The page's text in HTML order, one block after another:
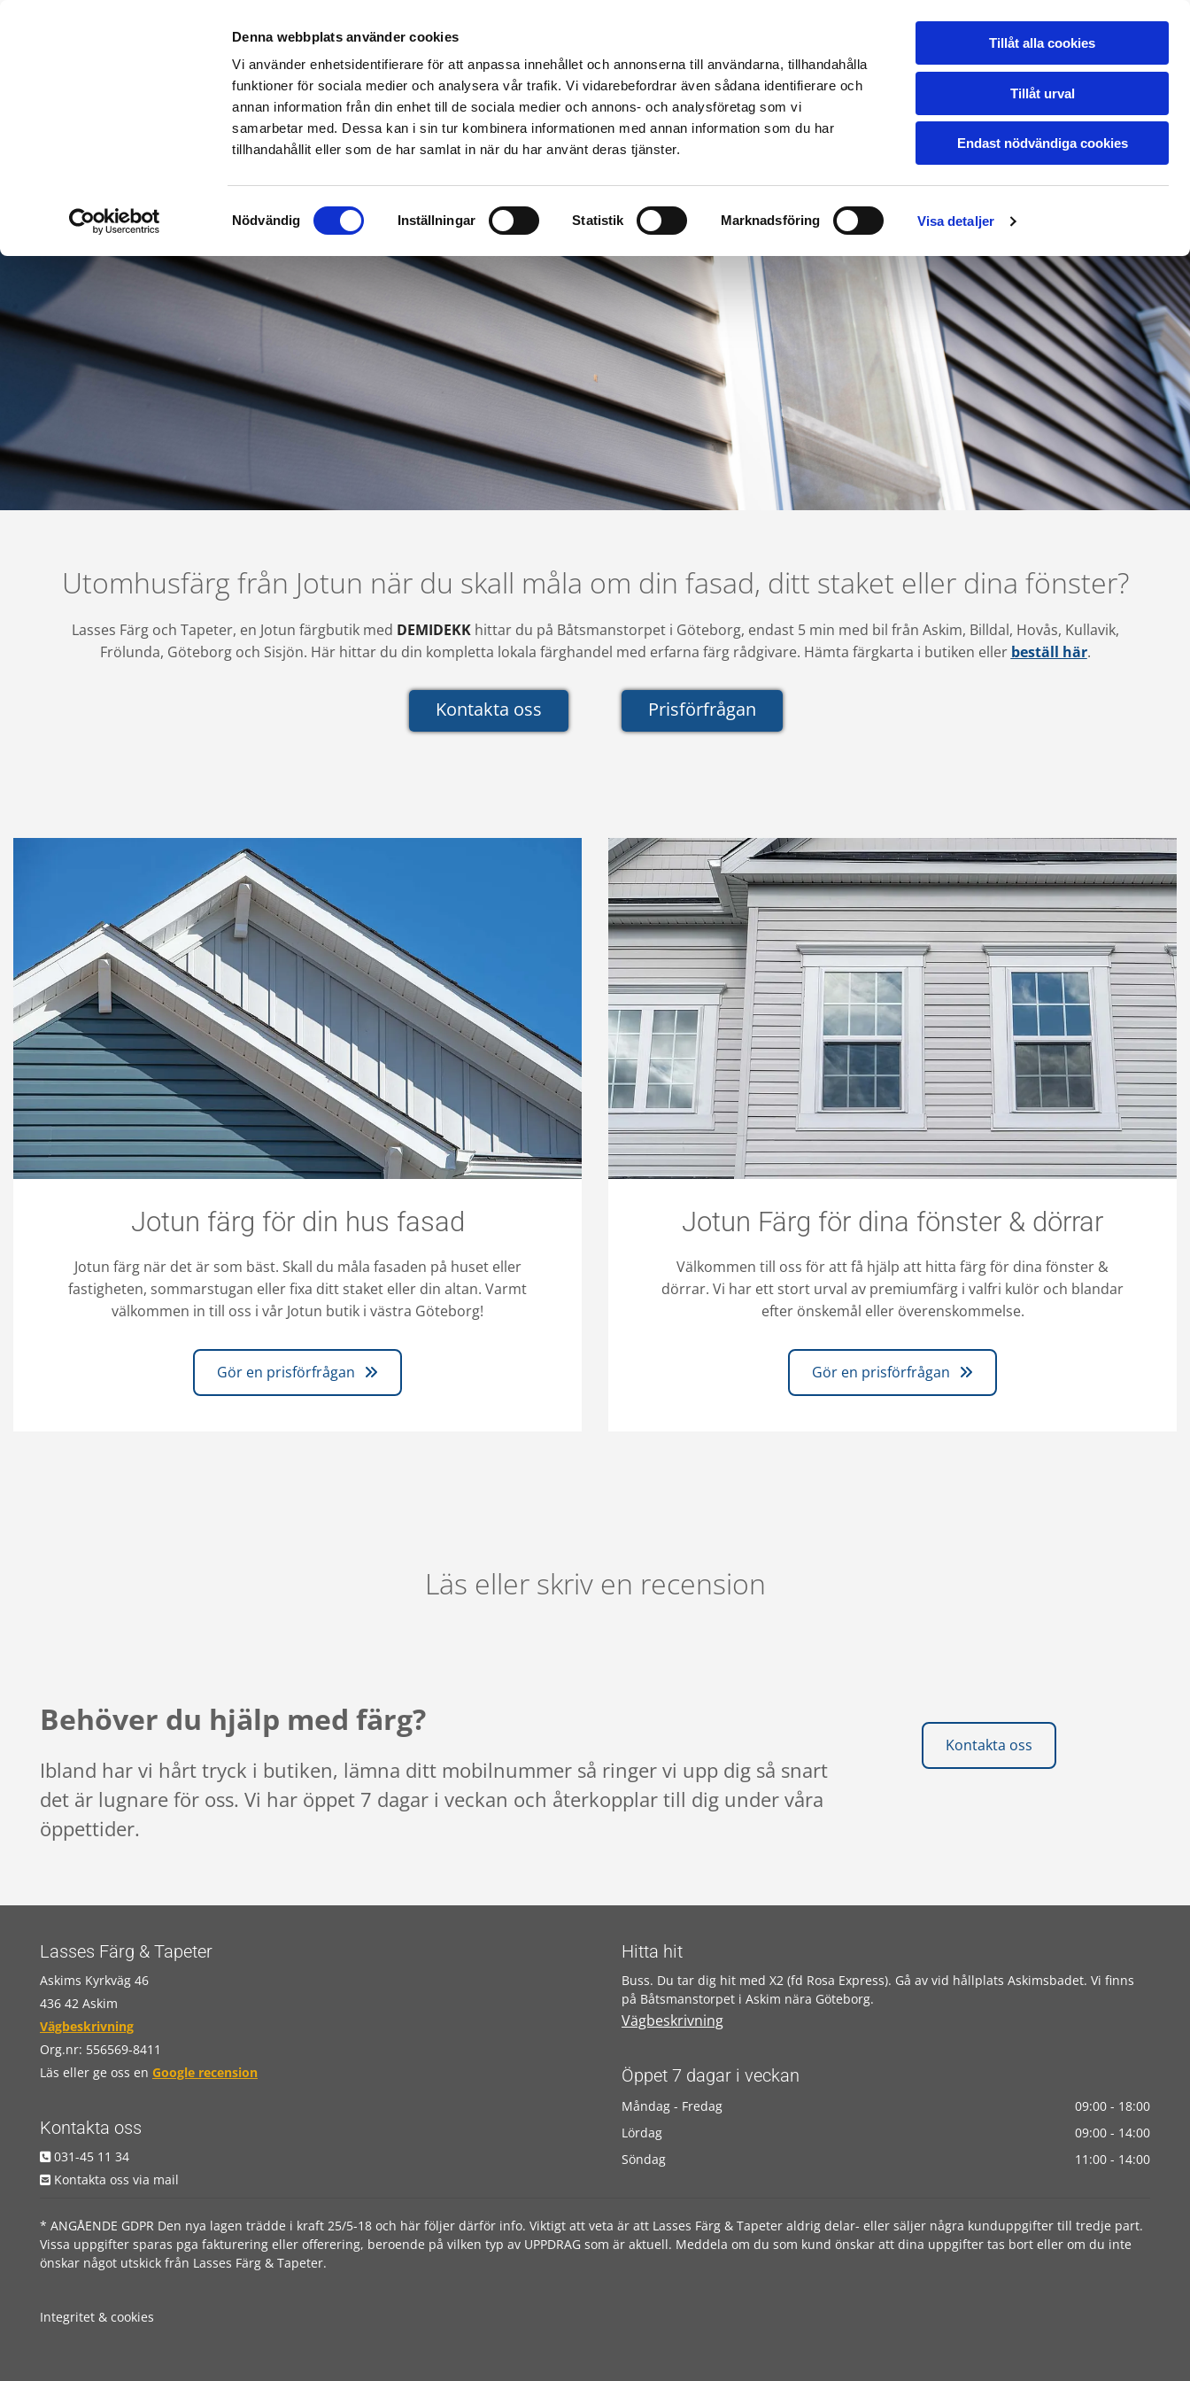
Denna webbplats använder cookies
Vi använder enhetsidentifierare för att anpassa innehållet och annonserna till användarna, tillhandahålla
funktioner för sociala medier och analysera vår trafik. Vi vidarebefordrar även sådana identifierare och
annan information från din enhet till de sociala medier och annons- och analysföretag som vi
samarbetar med. Dessa kan i sin tur kombinera informationen med annan information som du har
tillhandahållit eller som de har samlat in när du har använt deras tjänster.
Nödvändig Inställningar Statistik Marknadsföring Visa detaljer
Tillåt alla cookies
Tillåt urval
Endast nödvändiga cookies
UTOMHUSFÄRG INOMHUSFÄRG 031-45 11 34
Hitta hit
Utomhusfärg från Jotun när du skall måla om din fasad, ditt staket eller dina fönster?
Lasses Färg och Tapeter, en Jotun färgbutik med DEMIDEKKhittar du på Båtsmanstorpet i Göteborg, endast 5 min med bil från Askim, Billdal, Hovås, Kullavik,
Frölunda, Göteborg och Sisjön. Här hittar du din kompletta lokala färghandel med erfarna färg rådgivare. Hämta färgkarta i butiken eller beställ här.
Kontakta oss Prisförfrågan
Jotun färg för din hus fasad
Jotun färg när det är som bäst. Skall du måla fasaden på huset eller
fastigheten, sommarstugan eller fixa ditt staket eller din altan. Varmt
välkommen in till oss i vår Jotun butik i västra Göteborg!
Gör en prisförfrågan
Jotun Färg för dina fönster & dörrar
Välkommen till oss för att få hjälp att hitta färg för dina fönster &
dörrar. Vi har ett stort urval av premiumfärg i valfri kulör och blandar
efter önskemål eller överenskommelse.
Gör en prisförfrågan
Läs eller skriv en recension
Behöver du hjälp med färg?
Ibland har vi hårt tryck i butiken, lämna ditt mobilnummer så ringer vi upp dig så snart
det är lugnare för oss. Vi har öppet 7 dagar i veckan och återkopplar till dig under våra
öppettider.
Kontakta oss
Lasses Färg & Tapeter
Askims Kyrkväg 46
436 42 Askim
Vägbeskrivning
Org.nr: 556569-8411
Läs eller ge oss en Google recension
Kontakta oss
031-45 11 34
 Kontakta oss via mail
Hitta hit
Buss. Du tar dig hit med X2 (fd Rosa Express). Gå av vid hållplats Askimsbadet. Vi finns
på Båtsmanstorpet i Askim nära Göteborg.
Vägbeskrivning
Öppet 7 dagar i veckan
Måndag - Fredag
09:00 - 18:00
Lördag
09:00 - 14:00
Söndag
11:00 - 14:00
* ANGÅENDE GDPR Den nya lagen trädde i kraft 25/5-18 och här följer därför info. Viktigt att veta är att Lasses Färg & Tapeter aldrig delar- eller säljer några kunduppgifter till tredje part.
Vissa uppgifter sparas pga fakturering eller offerering, beroende på vilken typ av UPPDRAG som är aktuell. Meddela om du som kund önskar att dina uppgifter tas bort eller om du inte
önskar något utskick från Lasses Färg & Tapeter.
Integritet & cookies